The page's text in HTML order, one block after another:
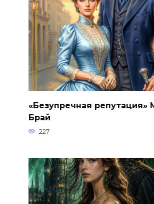
«Безупречная репутация»
Брай
227